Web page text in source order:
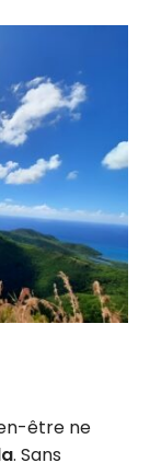
être ne
. Sans